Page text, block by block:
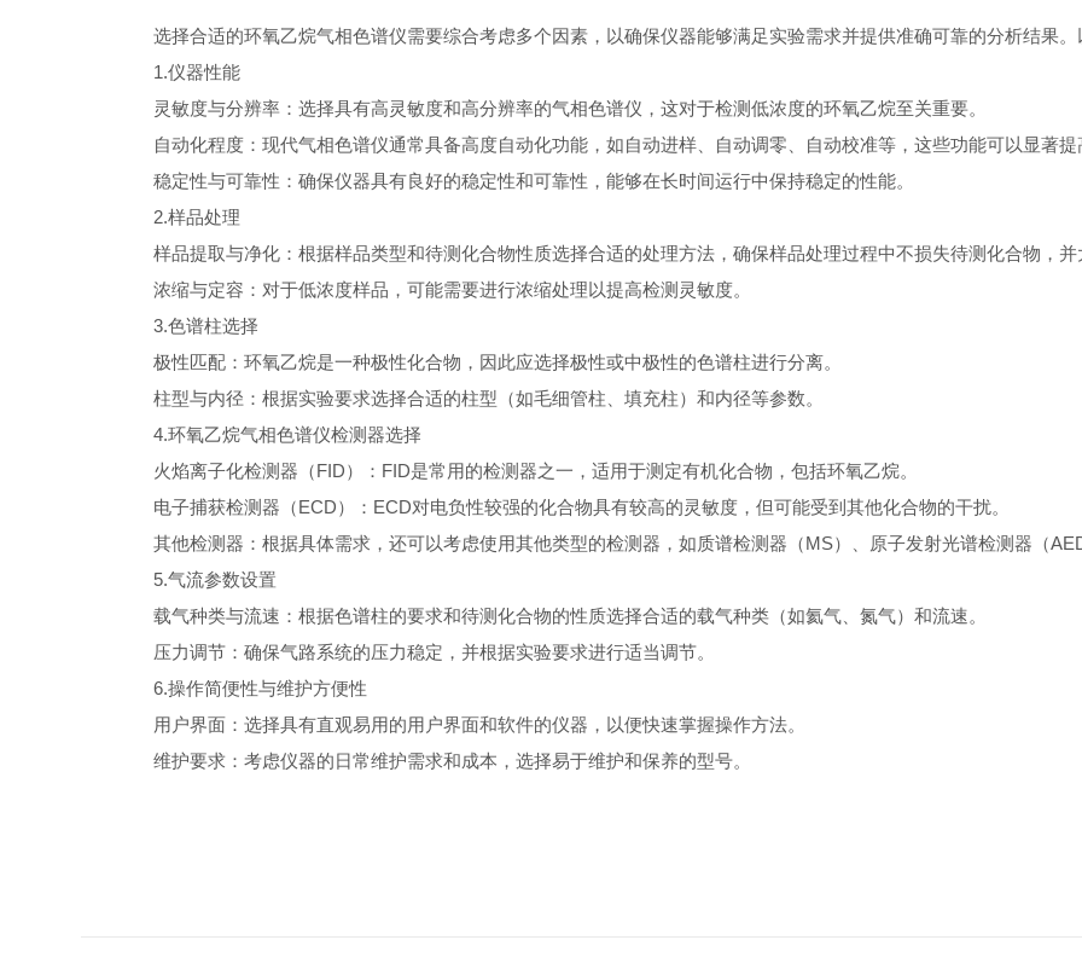
选择合适的环氧乙烷气相色谱仪需要综合考虑多个因素，以确保仪器能够满足实验需求并提供准确可靠的分析结果。
1.仪器性能
灵敏度与分辨率：选择具有高灵敏度和高分辨率的气相色谱仪，这对于检测低浓度的环氧乙烷至关重要。
自动化程度：现代气相色谱仪通常具备高度自动化功能，如自动进样、自动调零、自动校准等，这些功能可以显著提
稳定性与可靠性：确保仪器具有良好的稳定性和可靠性，能够在长时间运行中保持稳定的性能。
2.样品处理
样品提取与净化：根据样品类型和待测化合物性质选择合适的处理方法，确保样品处理过程中不损失待测化合物，并
浓缩与定容：对于低浓度样品，可能需要进行浓缩处理以提高检测灵敏度。
3.色谱柱选择
极性匹配：环氧乙烷是一种极性化合物，因此应选择极性或中极性的色谱柱进行分离。
柱型与内径：根据实验要求选择合适的柱型（如毛细管柱、填充柱）和内径等参数。
4.环氧乙烷气相色谱仪检测器选择
火焰离子化检测器（FID）：FID是常用的检测器之一，适用于测定有机化合物，包括环氧乙烷。
电子捕获检测器（ECD）：ECD对电负性较强的化合物具有较高的灵敏度，但可能受到其他化合物的干扰。
其他检测器：根据具体需求，还可以考虑使用其他类型的检测器，如质谱检测器（MS）、原子发射光谱检测器（
5.气流参数设置
载气种类与流速：根据色谱柱的要求和待测化合物的性质选择合适的载气种类（如氦气、氮气）和流速。
压力调节：确保气路系统的压力稳定，并根据实验要求进行适当调节。
6.操作简便性与维护方便性
用户界面：选择具有直观易用的用户界面和软件的仪器，以便快速掌握操作方法。
维护要求：考虑仪器的日常维护需求和成本，选择易于维护和保养的型号。